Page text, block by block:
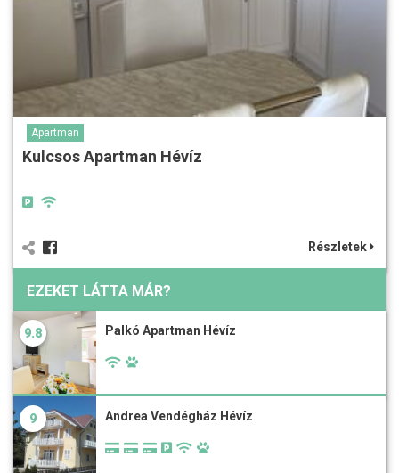
Apartman
Kulcsos Apartman Hévíz
Részletek
EZEKET LÁTTA MÁR?
9.8 Palkó Apartman Hévíz
9 Andrea Vendégház Hévíz